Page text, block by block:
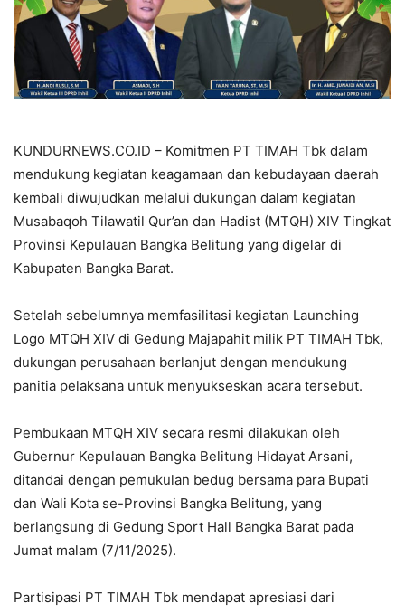
KUNDURNEWS.CO.ID – Komitmen PT TIMAH Tbk dalam
mendukung kegiatan keagamaan dan kebudayaan daerah
kembali diwujudkan melalui dukungan dalam kegiatan
Musabaqoh Tilawatil Qur’an dan Hadist (MTQH) XIV Tingkat
Provinsi Kepulauan Bangka Belitung yang digelar di
Kabupaten Bangka Barat.
Setelah sebelumnya memfasilitasi kegiatan Launching
Logo MTQH XIV di Gedung Majapahit milik PT TIMAH Tbk,
dukungan perusahaan berlanjut dengan mendukung
panitia pelaksana untuk menyukseskan acara tersebut.
Pembukaan MTQH XIV secara resmi dilakukan oleh
Gubernur Kepulauan Bangka Belitung Hidayat Arsani,
ditandai dengan pemukulan bedug bersama para Bupati
dan Wali Kota se-Provinsi Bangka Belitung, yang
berlangsung di Gedung Sport Hall Bangka Barat pada
Jumat malam (7/11/2025).
Partisipasi PT TIMAH Tbk mendapat apresiasi dari